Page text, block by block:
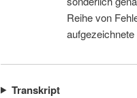
Reihe von
Transkript